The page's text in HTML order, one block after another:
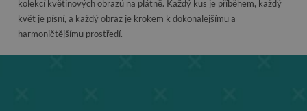
kolekcí květinových obrazů na plátně. Každý kus je příběhem, každý
květ je písní, a každý obraz je krokem k dokonalejšímu a
harmoničtějšímu prostředí.